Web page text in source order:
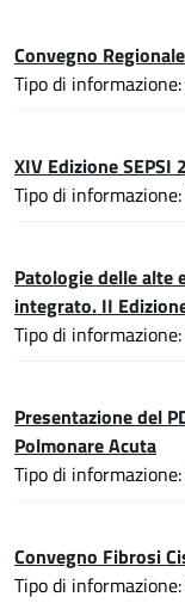
Convegno
Tipo di
XIV Edizione
Tipo di
Patologie delle alte
integrato. II
Tipo di
Presentazione del
Polmonare Acuta
Tipo di
Convegno Fibrosi
Tipo di